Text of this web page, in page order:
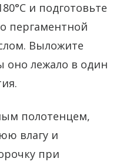
и подготовьте
пергаментной
Выложите
оно лежало в один
полотенцем,
влагу и
при